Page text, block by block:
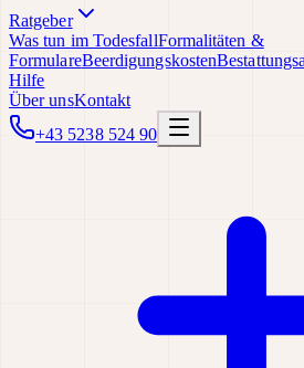
Ratgeber
Was tun im TodesfallFormalitäten &
FormulareBeerdigungskosten
Hilfe
Über unsKontakt
+43 5238 524 90